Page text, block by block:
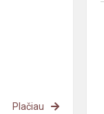
Plačiau